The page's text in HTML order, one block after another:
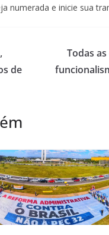
numerada e inicie sua
de
Todas